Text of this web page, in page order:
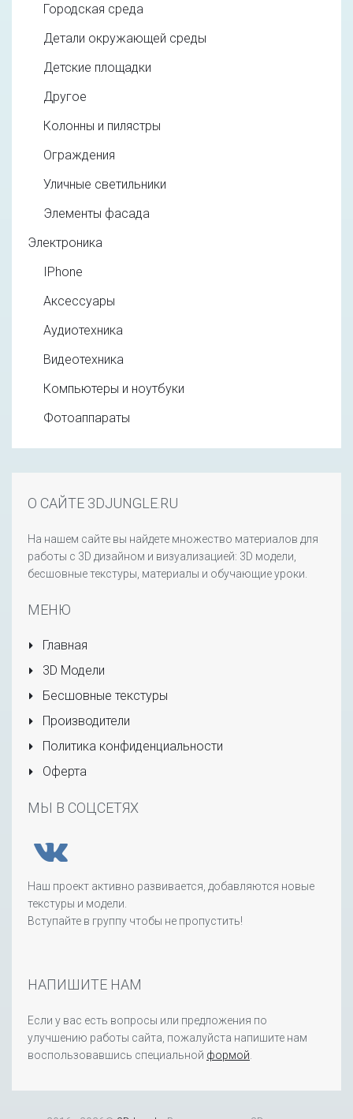
Городская среда
Детали окружающей среды
Детские площадки
Другое
Колонны и пилястры
Ограждения
Уличные светильники
Элементы фасада
Электроника
IPhone
Аксессуары
Аудиотехника
Видеотехника
Компьютеры и ноутбуки
Фотоаппараты
О САЙТЕ 3DJUNGLE.RU
На нашем сайте вы найдете множество материалов для
работы с 3D дизайном и визуализацией: 3D модели,
бесшовные текстуры, материалы и обучающие уроки.
МЕНЮ
Главная
3D Модели
Бесшовные текстуры
Производители
Политика конфиденциальности
Оферта
МЫ В СОЦСЕТЯХ
Наш проект активно развивается, добавляются новые
текстуры и модели.
Вступайте в группу чтобы не пропустить!
НАПИШИТЕ НАМ
Если у вас есть вопросы или предложения по
улучшению работы сайта, пожалуйста напишите нам
воспользовавшись специальной формой